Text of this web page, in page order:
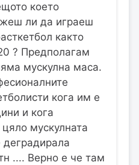
което
ли да играеш
както
? Предполагам
мускулна маса.
кога им е
и кога
мускулната
деградирала
.... Верно е че там